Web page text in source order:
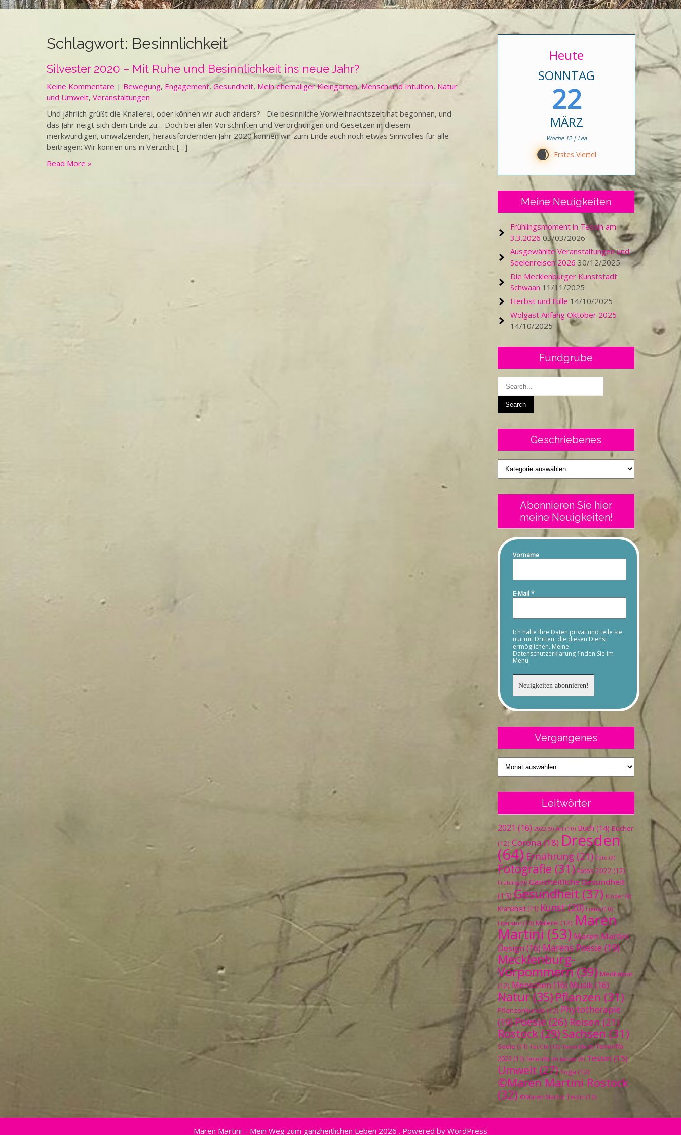
Schlagwort: Besinnlichkeit
Silvester 2020 – Mit Ruhe und Besinnlichkeit ins neue Jahr?
Keine Kommentare | Bewegung, Engagement,Gesundheit, Mein ehemaliger Kleingarten,Mensch und Intuition, Natur
und Umwelt, Veranstaltungen
Und jährlich grüßt die Knallerei, oder können wir auch anders? Die besinnliche Vorweihnachtszeit hat begonnen, und
das Jahr neigt sich dem Ende zu… Doch bei allen Vorschriften und Verordnungen und Gesetzen in diesem
merkwürdigen, umwälzenden, herausfordernden Jahr 2020 können wir zum Ende auch noch etwas Sinnvolles für alle
beitragen: Wir können uns in Verzicht […]
Read More »
Heute
SONNTAG
22
MÄRZ
Woche 12 | Lea
D Erstes Viertel
Meine Neuigkeiten
Frühlingsmoment in Tessin am
3.3.2026 03/03/2026
Ausgewählte Veranstaltungen und
Seelenreisen 2026 30/12/2025
Die Mecklenburger Kunststadt
Schwaan 11/11/2025
Herbst und Fülle 14/10/2025
Wolgast Anfang Oktober 2025
14/10/2025
Fundgrube
Geschriebenes
Geschriebenes
Abonnieren Sie hier
meine Neuigkeiten!
Vorname
E-Mail*
Ich halte Ihre Daten privat und teile sie
nur mit Dritten, die diesen Dienst
ermöglichen. Meine
Datenschutzerklärung finden Sie im
Menü.
Vergangenes
Vergangenes
Leitwörter
2021 (16) 2022 (9) Art (10) Buch (14) Bücher
(12) Corona(18) Dresden
(64) Ernährung (21) Foto (9)
Fotografie (31) Fotos 2022 (12)
Frühling (9) Ganzheitliche Gesundheit
(15) Gesundheit (37) Kinder (9)
Krankheit (11) Kunst(20) Liebe(10)
Literatur (10) Malerei (12) Maren
Martini(53) Maren Martini
Design (16) Marens Poesie (19)
Mecklenburg-
Vorpommern(39) Meditation
(12) Menschen (16) Musik(16)
Natur(35)Pflanzen (31)
Pflanzenkunde(12) Phytotherapie
(19)Poesie(26) Reisen(21)
Rostock (29) Sachsen (31)
Seele (11) Tai Chi (10) Teneriffa (9) Teneriffa
2023 (11) Teneriffa im Januar(9) Tessin (15)
Umwelt (27) Yoga (12)
©Maren Martini Rostock
(32) ©Maren Martini Tessin (10)
Maren Martini – Mein Weg zum ganzheitlichen Leben 2026 . Powered by WordPress